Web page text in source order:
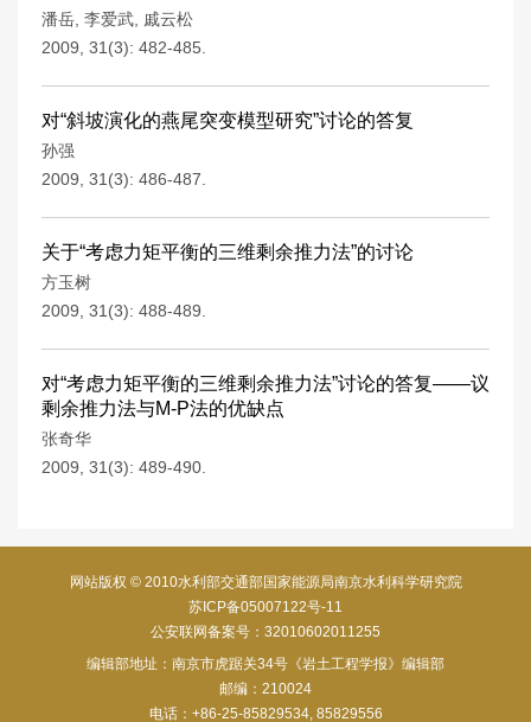
潘岳 李爱武 戚云松
2009, 31(3): 482-485.
对“斜坡演化的燕尾突变模型研究”讨论的答复
孙强
2009, 31(3): 486-487.
关于“考虑力矩平衡的三维剩余推力法”的讨论
方玉树
2009, 31(3): 488-489.
对“考虑力矩平衡的三维剩余推力法”讨论的答复——议
剩余推力法与M-P法的优缺点
张奇华
2009, 31(3): 489-490.
网站版权 © 2010水利部交通部国家能源局南京水利科学研究院
苏ICP备05007122号-11
公安联网备案号：32010602011255
编辑部地址：南京市虎踞关34号《岩土工程学报》编辑部
邮编：210024
电话：+86-25-85829534, 85829556